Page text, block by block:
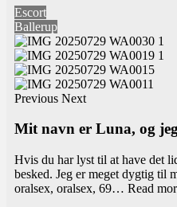
Escort
Ballerup
Previous Next
Mit navn er Luna, og
Hvis du har lyst til at have det
besked. Jeg er meget dygtig til
oralsex, oralsex, 69… Read